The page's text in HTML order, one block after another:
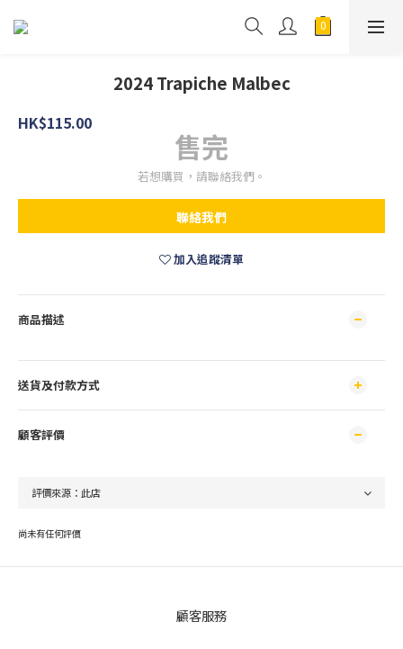
2024 Trapiche Malbec
HK$115.00
售完
若想購買，請聯絡我們。
聯絡我們
加入追蹤清單
商品描述
送貨及付款方式
顧客評價
尚未有任何評價
顧客服務